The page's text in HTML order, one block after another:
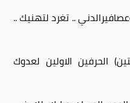
.. تغرد لتهنيك ..
الحرفين الاولين لعدوك